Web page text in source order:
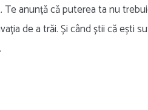
anunță că puterea ta nu
de a trăi. Și când știi că ești